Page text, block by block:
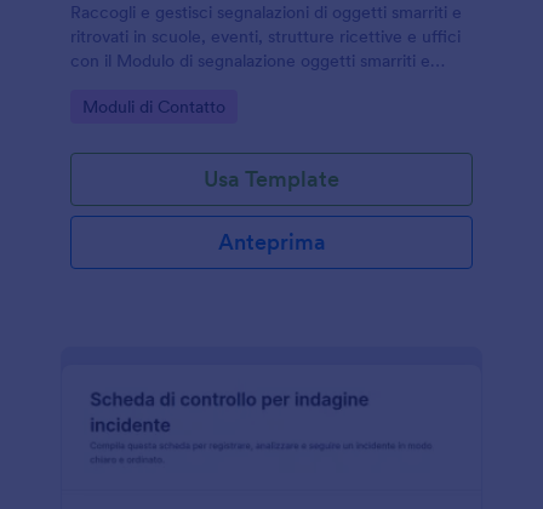
Raccogli e gestisci segnalazioni di oggetti smarriti e
ritrovati in scuole, eventi, strutture ricettive e uffici
con il Modulo di segnalazione oggetti smarriti e
e il tracciamento delle risposte.
Go to Category:
Moduli di Contatto
Usa Template
Anteprima